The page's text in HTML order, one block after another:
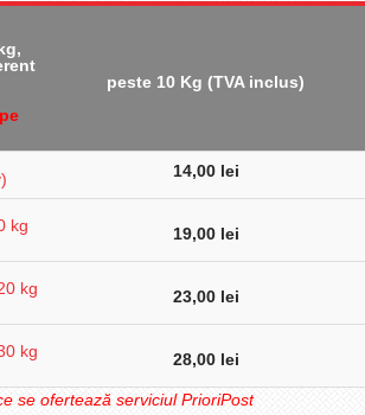
peste 10 Kg (TVA inclus)
14,00 lei
kg
19,00 lei
kg
23,00 lei
kg
28,00 lei
se ofertează serviciul PrioriPost